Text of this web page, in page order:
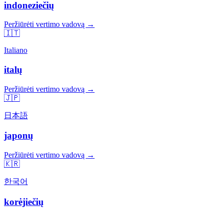
indoneziečių
Peržiūrėti vertimo vadovą →
🇮🇹
Italiano
italų
Peržiūrėti vertimo vadovą →
🇯🇵
日本語
japonų
Peržiūrėti vertimo vadovą →
🇰🇷
한국어
korėjiečių